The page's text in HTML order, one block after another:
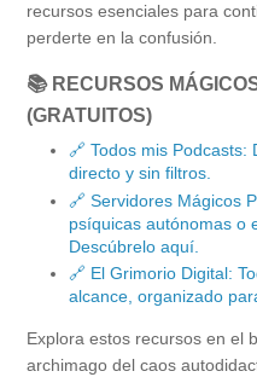
recursos esenciales para
perderte en la confusión.
📚 RECURSOS
(GRATUITOS)
🔗 Todos mis Podcasts:
directo y sin filtros.
🔗 Servidores Mágicos
psíquicas autónomas o
Descúbrelo aquí.
🔗 El Grimorio Digital:
alcance, organizado
Explora estos recursos en el
archimago del caos